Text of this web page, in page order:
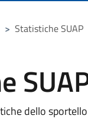
> Statistiche SUAP
dello